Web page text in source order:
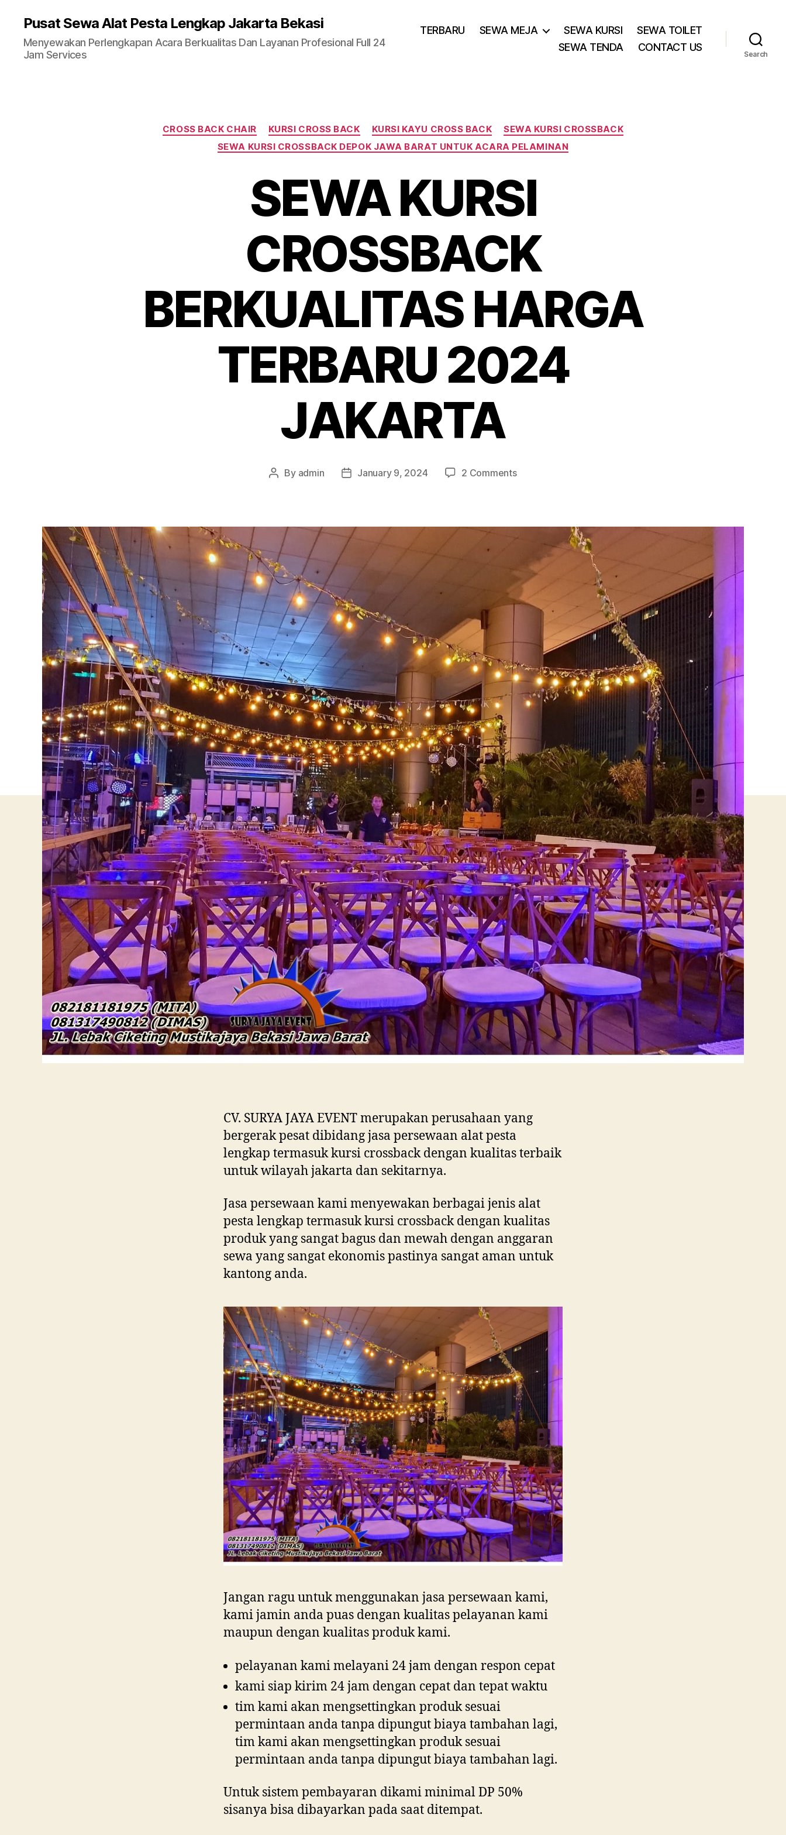
Pusat Sewa Alat Pesta Lengkap Jakarta Bekasi
Menyewakan Perlengkapan Acara Berkualitas Dan Layanan Profesional Full 24
Jam Services
TERBARU SEWA MEJA SEWA KURSI
SEWA TOILET
SEWA TENDA
CONTACT US
Search
Categories
CROSS BACK CHAIR KURSI CROSS BACK KURSI KAYU CROSS BACK
SEWA KURSI CROSSBACK
SEWA KURSI CROSSBACK DEPOK JAWA BARAT UNTUK ACARA PELAMINAN
SEWA KURSI
CROSSBACK
BERKUALITAS HARGA
TERBARU 2024
JAKARTA
Post
By admin
PostJanuary 9, 2024 2 Commentson
BERKUALITAS
HARGA
TERBARU
2024
JAKARTA
CV. SURYA JAYA EVENT merupakan perusahaan yang
bergerak pesat dibidang jasa persewaan alat pesta
lengkap termasuk kursi crossback dengan kualitas terbaik
untuk wilayah jakarta dan sekitarnya.
Jasa persewaan kami menyewakan berbagai jenis alat
pesta lengkap termasuk kursi crossback dengan kualitas
produk yang sangat bagus dan mewah dengan anggaran
sewa yang sangat ekonomis pastinya sangat aman untuk
kantong anda.
Jangan ragu untuk menggunakan jasa persewaan kami,
kami jamin anda puas dengan kualitas pelayanan kami
maupun dengan kualitas produk kami.
pelayanan kami melayani 24 jam dengan respon cepat
kami siap kirim 24 jam dengan cepat dan tepat waktu
tim kami akan mengsettingkan produk sesuai
permintaan anda tanpa dipungut biaya tambahan lagi,
tim kami akan mengsettingkan produk sesuai
permintaan anda tanpa dipungut biaya tambahan lagi.
Untuk sistem pembayaran dikami minimal DP 50%
sisanya bisa dibayarkan pada saat ditempat.